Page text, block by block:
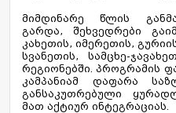
მიმდინარე წლის
გარდა, შეხვედრები
კახეთის, იმერეთის,
სვანეთის, სამცხე-
რეგიონებში. პროგრამის
კამპანიამ დაფარა
განსაკუთრებული
მათ აქტიურ ინტეგრაციას.